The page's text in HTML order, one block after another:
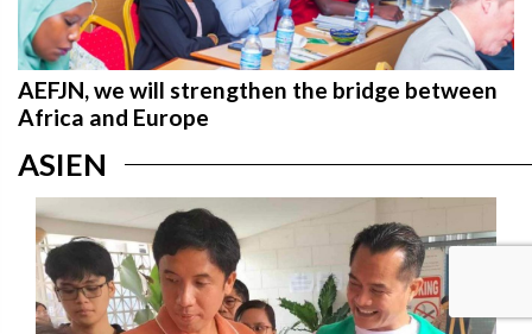
AEFJN, we will strengthen the bridge between
Africa and Europe
ASIEN